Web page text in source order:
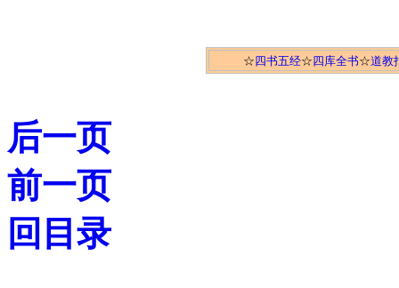
☆四书五经☆四库全书☆道教
后一页
前一页
回目录